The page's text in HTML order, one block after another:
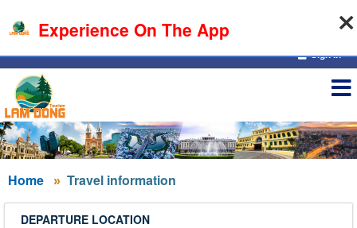
07-08-2026, 02:16:23
Sign in
Home Travel information
DEPARTURE LOCATION
Experience On The App